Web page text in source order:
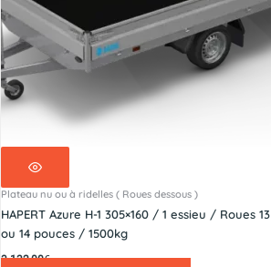
Plateau nu ou à ridelles ( Roues dessous )
HAPERT Azure H-1 305×160 / 1 essieu / Roues 13
ou 14 pouces / 1500kg
3 132,00€